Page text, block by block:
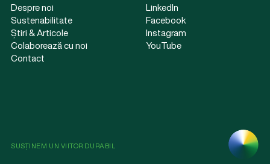
Despre noi
Sustenabilitate
Știri & Articole
Colaborează cu noi
Contact
LinkedIn
Facebook
Instagram
YouTube
SUSȚINEM UN VIITOR DURABIL